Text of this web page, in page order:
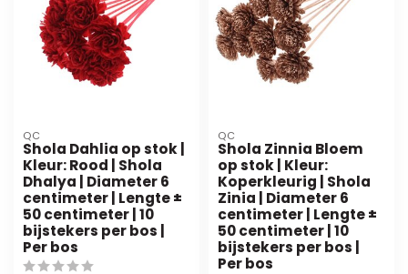
QC
Shola Dahlia op stok |
Kleur: Rood | Shola
Dhalya | Diameter 6
centimeter | Lengte ±
50 centimeter | 10
bijstekers per bos |
Per bos
QC
Shola Zinnia Bloem
op stok | Kleur:
Koperkleurig | Shola
Zinia | Diameter 6
centimeter | Lengte ±
50 centimeter | 10
bijstekers per bos |
Per bos